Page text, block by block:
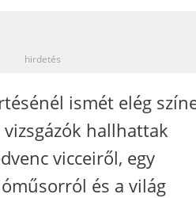
hirdetés
ismét elég
hallhattak
vicceiről, egy
és a világ